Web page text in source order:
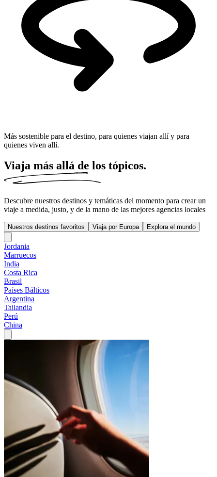
Más sostenible para el destino, para quienes viajan allí y para
quienes viven allí.
Viaja más allá de los tópicos.
Descubre nuestros destinos y temáticas del momento para crear un
viaje a medida, justo, y de la mano de las mejores agencias locales
Nuestros destinos favoritos Viaja por Europa Explora el mundo
Jordania
Marruecos
India
Costa Rica
Brasil
Países Bálticos
Argentina
Tailandia
Perú
China